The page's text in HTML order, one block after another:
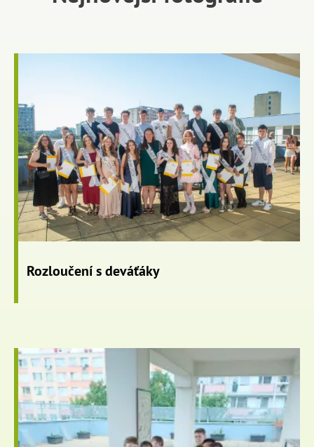
Rozloučení s deváťáky